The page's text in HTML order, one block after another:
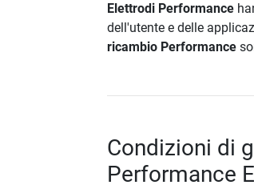
Elettrodi Performance
dell'utente e delle
ricambio Performance
Condizioni di
Performance